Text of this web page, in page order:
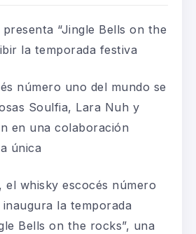
“Jingle Bells on the
la temporada festiva
número uno del mundo se
Soulfia, Lara Nuh y
en una colaboración
única
el whisky escocés número
inaugura la temporada
Bells on the rocks”, una